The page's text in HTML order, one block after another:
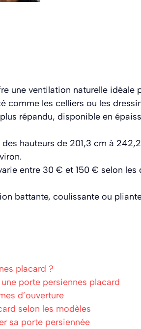
une ventilation naturelle idéale
comme les celliers ou les
répandu, disponible en
hauteurs de 201,3 cm à
entre 30 € et 150 € selon
battante, coulissante ou
placard ?
porte persiennes placard
d’ouverture
selon les modèles
sa porte persiennée